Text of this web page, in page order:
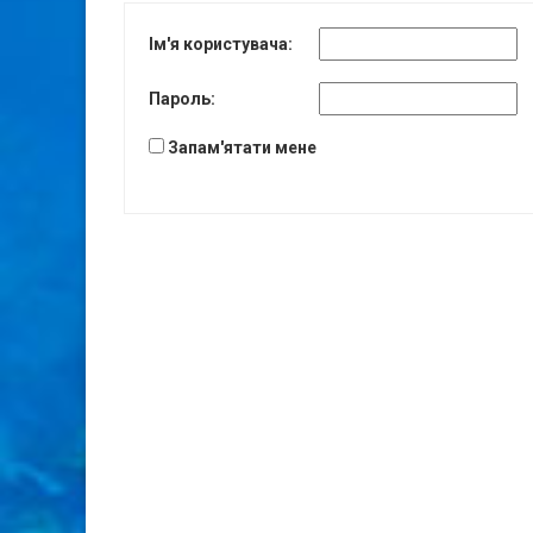
Ім'я користувача:
Пароль:
Запам'ятати мене